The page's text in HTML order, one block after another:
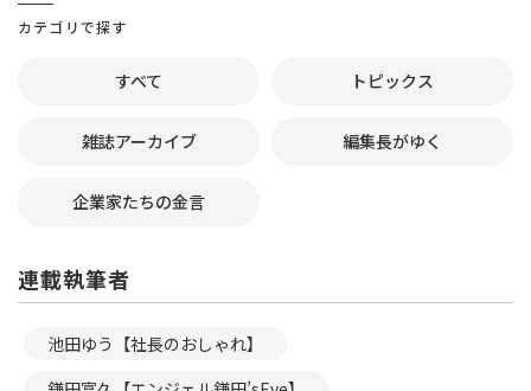
カテゴリで探す
すべて トピックス
雑誌アーカイブ 編集長がゆく
企業家たちの金言
連載執筆者
池田ゆう【社長のおしゃれ】